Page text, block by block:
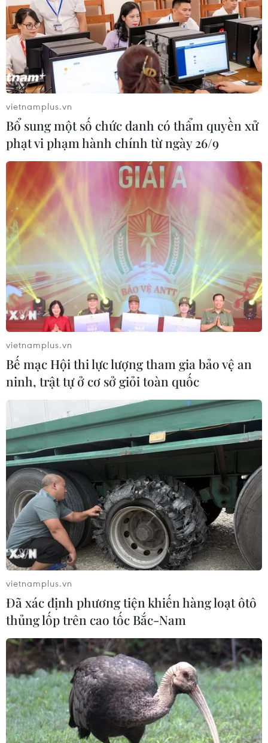
vietnamplus.vn
Bổ sung một số chức danh có thẩm quyền xử
phạt vi phạm hành chính từ ngày 26/9
vietnamplus.vn
Bế mạc Hội thi lực lượng tham gia bảo vệ an
ninh, trật tự ở cơ sở giỏi toàn quốc
vietnamplus.vn
Đã xác định phương tiện khiến hàng loạt ôtô
thủng lốp trên cao tốc Bắc-Nam